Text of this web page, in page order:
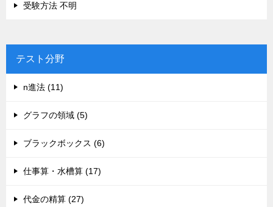
受験方法 不明
テスト分野
n進法 (11)
グラフの領域 (5)
ブラックボックス (6)
仕事算・水槽算 (17)
代金の精算 (27)